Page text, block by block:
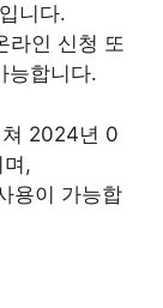
니다.
라인 신청 또
능합니다.
쳐 2024년 0
,
용이 가능합